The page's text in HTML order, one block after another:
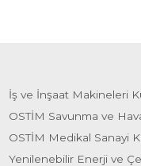
İş ve İnşaat Makineleri
OSTİM Savunma ve
OSTİM Medikal Sanayi
Yenilenebilir Enerji ve